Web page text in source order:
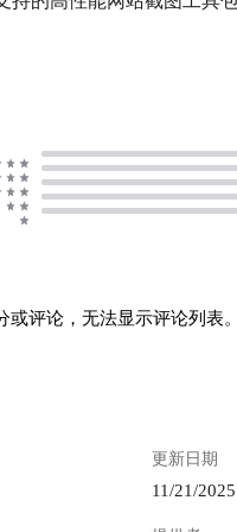
或评论，无法显示评论列表
更新日期
11/21/2025